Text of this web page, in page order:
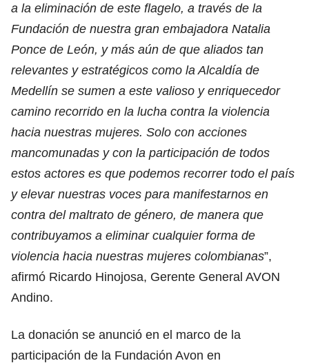
a la eliminación de este flagelo, a través de la
Fundación de nuestra gran embajadora Natalia
Ponce de León, y más aún de que aliados tan
relevantes y estratégicos como la Alcaldía de
Medellín se sumen a este valioso y enriquecedor
camino recorrido en la lucha contra la violencia
hacia nuestras mujeres. Solo con acciones
mancomunadas y con la participación de todos
estos actores es que podemos recorrer todo el país
y elevar nuestras voces para manifestarnos en
contra del maltrato de género, de manera que
contribuyamos a eliminar cualquier forma de
violencia hacia nuestras mujeres colombianas”,
afirmó Ricardo Hinojosa, Gerente General AVON
Andino.
La donación se anunció en el marco de la
participación de la Fundación Avon en